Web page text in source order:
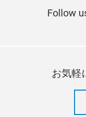
Follow
お気軽